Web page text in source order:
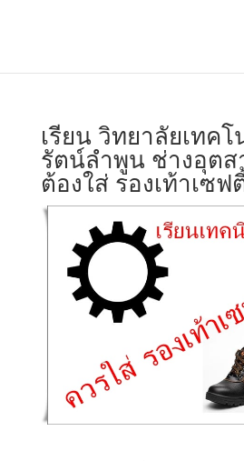
เรียน วิทยาลัยเทค
รัตน์ลำพูน ช่างอุตส
ต้องใส่ รองเท้าเซฟ